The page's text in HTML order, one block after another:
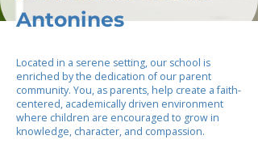
Antonines
Located in a serene setting, our school is
enriched by the dedication of our parent
community. You, as parents, help create a faith-
centered, academically driven environment
where children are encouraged to grow in
knowledge, character, and compassion.